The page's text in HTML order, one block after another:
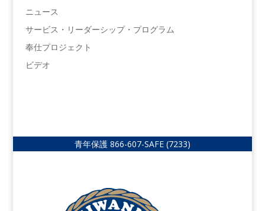
ニュース
サービス・リーダーシップ・プログラム
奉仕プロジェクト
ビデオ
青年保護 866-607-SAFE (7233)